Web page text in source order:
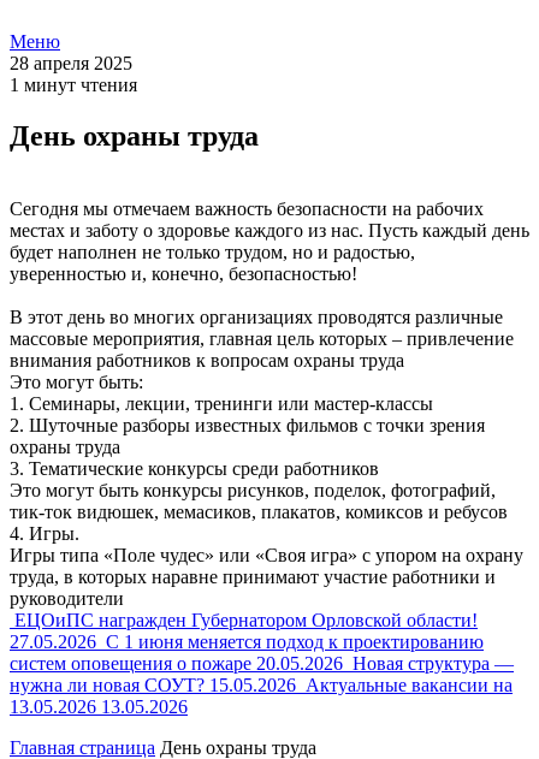
Меню
28 апреля 2025
1 минут чтения
День охраны труда
Сегодня мы отмечаем важность безопасности на рабочих
местах и заботу о здоровье каждого из нас. Пусть каждый день
будет наполнен не только трудом, но и радостью,
уверенностью и, конечно, безопасностью!
В этот день во многих организациях проводятся различные
массовые мероприятия, главная цель которых – привлечение
внимания работников к вопросам охраны труда
Это могут быть:
1. Семинары, лекции, тренинги или мастер-классы
2. Шуточные разборы известных фильмов с точки зрения
охраны труда
3. Тематические конкурсы среди работников
Это могут быть конкурсы рисунков, поделок, фотографий,
тик-ток видюшек, мемасиков, плакатов, комиксов и ребусов
4. Игры.
Игры типа «Поле чудес» или «Своя игра» с упором на охрану
труда, в которых наравне принимают участие работники и
руководители
ЕЦОиПС награжден Губернатором Орловской области!
27.05.2026 С 1 июня меняется подход к проектированию
систем оповещения о пожаре 20.05.2026 Новая структура —
нужна ли новая СОУТ? 15.05.2026 Актуальные вакансии на
13.05.2026 13.05.2026
Главная страница День охраны труда